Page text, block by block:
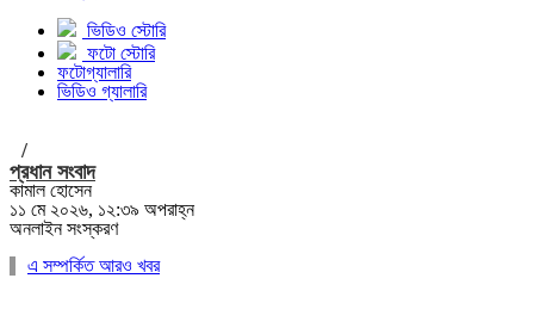
ভিডিও স্টোরি
ফটো স্টোরি
ফটোগ্যালারি
ভিডিও গ্যালারি
/
প্রধান সংবাদ
কামাল হোসেন
১১ মে ২০২৬, ১২:৩৯ অপরাহ্ন
অনলাইন সংস্করণ
এ সম্পর্কিত আরও খবর